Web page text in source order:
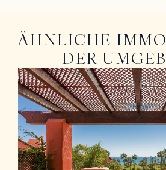
ÄHNLICHE
DER